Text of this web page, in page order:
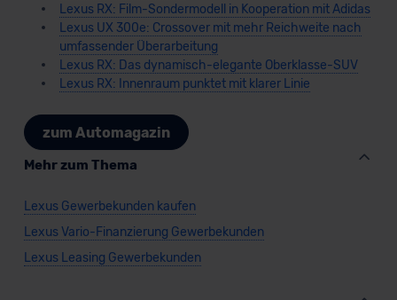
Lexus RX: Film-Sondermodell in Kooperation mit Adidas
Lexus UX 300e: Crossover mit mehr Reichweite nach
umfassender Überarbeitung
Lexus RX: Das dynamisch-elegante Oberklasse-SUV
Lexus RX: Innenraum punktet mit klarer Linie
zum Automagazin
Mehr zum Thema
Lexus Gewerbekunden kaufen
Lexus Vario-Finanzierung Gewerbekunden
Lexus Leasing Gewerbekunden